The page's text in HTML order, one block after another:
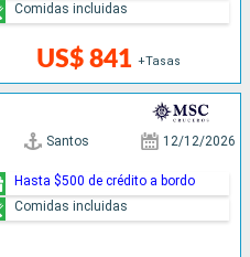
US$ 841 +Tasas
Comidas incluidas
Santos 12/12/2026
Hasta $500 de crédito a bordo
Comidas incluidas